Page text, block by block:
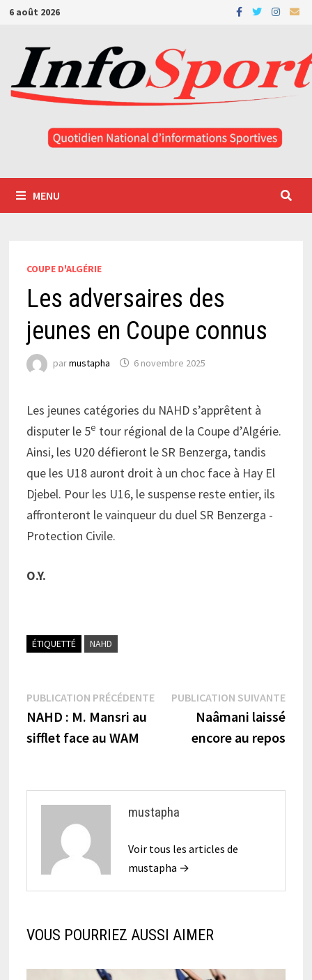
Passer
contenu
6 août 2026
MENU
COUPE D'ALGÉRIE
Les adversaires des
jeunes en Coupe connus
parmustapha 6 novembre 2025
Les jeunes catégories du NAHD s’apprêtent à
disputer le 5e tour régional de la Coupe d’Algérie.
Ainsi, les U20 défieront le SR Benzerga, tandis
que les U18 auront droit à un choc face à Hay El
Djebel. Pour les U16, le suspense reste entier, ils
affronteront le vainqueur du duel SR Benzerga -
Protection Civile.
O.Y.
ÉTIQUETTÉ NAHD
Navigation
de
PUBLICATION PRÉCÉDENTEPublication
précédente :
NAHD : M. Mansri au
sifflet face au WAM
PUBLICATION SUIVANTE
Naâmani laissé
encore au repos
mustapha
Voir tous les articles de
mustapha →
VOUS POURRIEZ AUSSI AIMER